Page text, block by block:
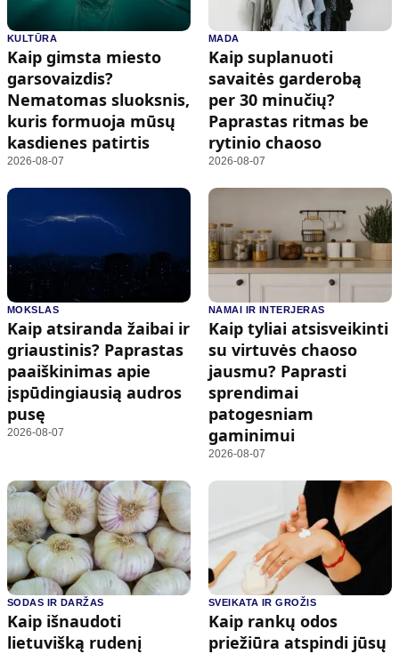
KULTŪRA
Kaip gimsta miesto
garsovaizdis?
Nematomas sluoksnis,
kuris formuoja mūsų
kasdienes patirtis
2026-08-07
MADA
Kaip suplanuoti
savaitės garderobą
per 30 minučių?
Paprastas ritmas be
rytinio chaoso
2026-08-07
MOKSLAS
Kaip atsiranda žaibai ir
griaustinis? Paprastas
paaiškinimas apie
įspūdingiausią audros
pusę
2026-08-07
NAMAI IR INTERJERAS
Kaip tyliai atsisveikinti
su virtuvės chaoso
jausmu? Paprasti
sprendimai
patogesniam
gaminimui
2026-08-07
SODAS IR DARŽAS
Kaip išnaudoti
lietuvišką rudenį
SVEIKATA IR GROŽIS
Kaip rankų odos
priežiūra atspindi jūsų